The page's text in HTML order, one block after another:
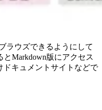
ラウズできるようにして
とMarkdown版にアクセス
ドキュメントサイトなどで